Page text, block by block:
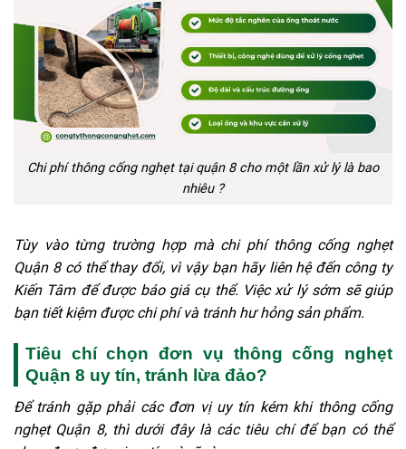
Chi phí thông cống nghẹt tại quận 8 cho một lần xử lý là bao
nhiêu ?
Tùy vào từng trường hợp mà chi phí thông cống nghẹt
Quận 8 có thể thay đổi, vì vậy bạn hãy liên hệ đến công ty
Kiến Tâm để được báo giá cụ thể. Việc xử lý sớm sẽ giúp
bạn tiết kiệm được chi phí và tránh hư hỏng sản phẩm.
Tiêu chí chọn đơn vụ thông cống nghẹt
Quận 8 uy tín, tránh lừa đảo?
Để tránh gặp phải các đơn vị uy tín kém khi thông cống
nghẹt Quận 8, thì dưới đây là các tiêu chí để bạn có thể